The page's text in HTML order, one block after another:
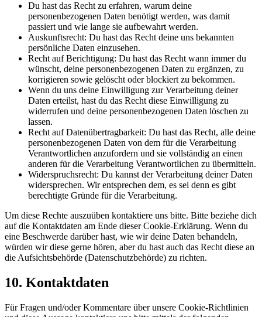
Du hast das Recht zu erfahren, warum deine
personenbezogenen Daten benötigt werden, was damit
passiert und wie lange sie aufbewahrt werden.
Auskunftsrecht: Du hast das Recht deine uns bekannten
persönliche Daten einzusehen.
Recht auf Berichtigung: Du hast das Recht wann immer du
wünscht, deine personenbezogenen Daten zu ergänzen, zu
korrigieren sowie gelöscht oder blockiert zu bekommen.
Wenn du uns deine Einwilligung zur Verarbeitung deiner
Daten erteilst, hast du das Recht diese Einwilligung zu
widerrufen und deine personenbezogenen Daten löschen zu
lassen.
Recht auf Datenübertragbarkeit: Du hast das Recht, alle deine
personenbezogenen Daten von dem für die Verarbeitung
Verantwortlichen anzufordern und sie vollständig an einen
anderen für die Verarbeitung Verantwortlichen zu übermitteln.
Widerspruchsrecht: Du kannst der Verarbeitung deiner Daten
widersprechen. Wir entsprechen dem, es sei denn es gibt
berechtigte Gründe für die Verarbeitung.
Um diese Rechte auszuüben kontaktiere uns bitte. Bitte beziehe dich
auf die Kontaktdaten am Ende dieser Cookie-Erklärung. Wenn du
eine Beschwerde darüber hast, wie wir deine Daten behandeln,
würden wir diese gerne hören, aber du hast auch das Recht diese an
die Aufsichtsbehörde (Datenschutzbehörde) zu richten.
10. Kontaktdaten
Für Fragen und/oder Kommentare über unsere Cookie-Richtlinien